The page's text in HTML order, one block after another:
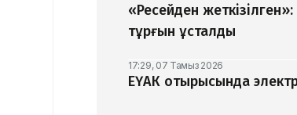
«Ресейден
тұрғын ұсталды
17:29, 07 Тамыз 2026
ЕҮАК отырысында